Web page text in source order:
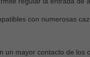
con numerosas
mayor contacto de los